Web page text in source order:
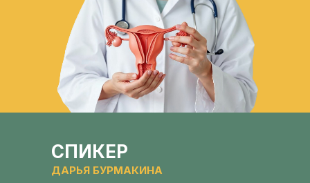
СПИКЕР
НАУЧНЫЙ ИНТЕНСИВ
ДАРЬЯ БУРМАКИНА